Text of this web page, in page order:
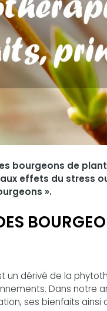
bourgeons de
effets du stress
».
un dérivé de la
Dans notre
ses bienfaits ainsi